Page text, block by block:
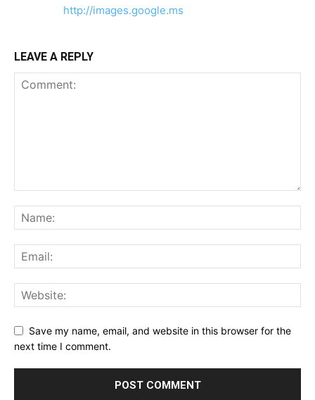
http://images.google.ms
LEAVE A REPLY
Save my name, email, and website in this browser for the
next time I comment.